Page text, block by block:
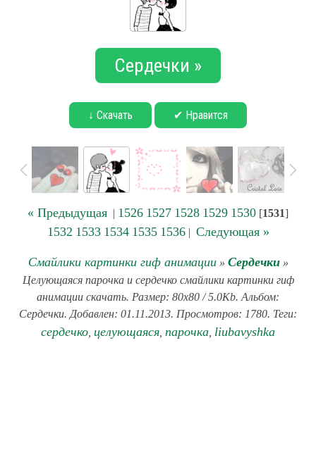
Сердечки »
↓ Скачать ✔ Нравится
« Предыдущая | 1526 1527 1528 1529 1530 [1531]
1532 1533 1534 1535 1536| Следующая »
Смайлики картинки гиф анимации» Сердечки»
Целующаяся парочка и сердечко смайлики картинки гиф
анимации скачать. Размер: 80x80 / 5.0Kb. Альбом:
Сердечки. Добавлен: 01.11.2013. Просмотров: 1780. Теги:
сердечко целующаяся парочка liubavyshka